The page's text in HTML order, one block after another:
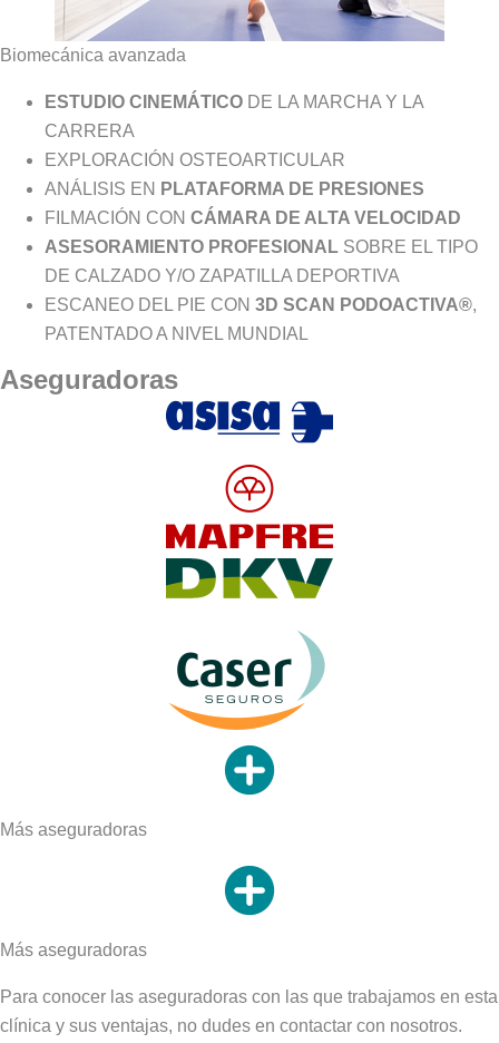
Biomecánica avanzada
ESTUDIO CINEMÁTICO DE LA MARCHA Y LA
CARRERA
EXPLORACIÓN OSTEOARTICULAR
ANÁLISIS EN PLATAFORMA DE PRESIONES
FILMACIÓN CON CÁMARA DE ALTA VELOCIDAD
ASESORAMIENTO PROFESIONAL SOBRE EL TIPO
DE CALZADO Y/O ZAPATILLA DEPORTIVA
ESCANEO DEL PIE CON 3D SCAN PODOACTIVA®,
PATENTADO A NIVEL MUNDIAL
Aseguradoras
Más aseguradoras
Más aseguradoras
Para conocer las aseguradoras con las que trabajamos en esta
clínica y sus ventajas, no dudes en contactar con nosotros.